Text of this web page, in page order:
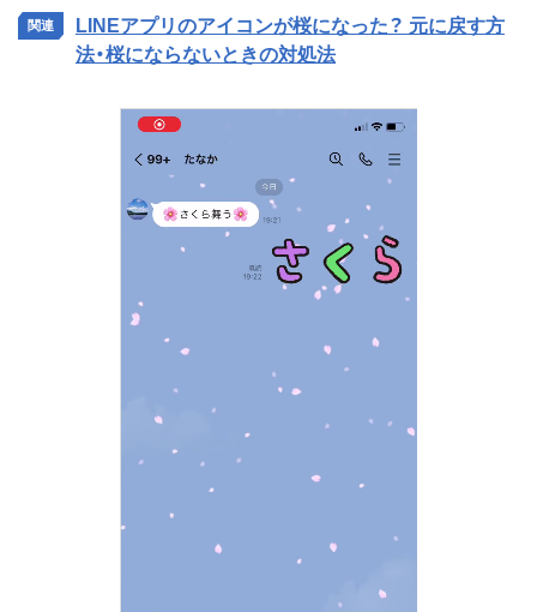
LINEアプリのアイコンが桜になった？ 元に戻す方
法・桜にならないときの対処法